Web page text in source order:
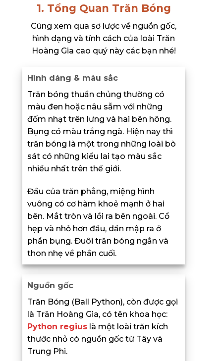
1. Tổng Quan Trăn Bóng
Cùng xem qua sơ lược về nguồn gốc,
hình dạng và tính cách của loài Trăn
Hoàng Gia cao quý này các bạn nhé!
Hình dáng & màu sắc
Trăn bóng thuần chủng thường có
màu đen hoặc nâu sẫm với những
đốm nhạt trên lưng và hai bên hông.
Bụng có màu trắng ngà. Hiện nay thì
trăn bóng là một trong những loài bò
sát có những kiểu lai tạo màu sắc
nhiều nhất trên thế giới.
Đầu của trăn phẳng, miệng hình
vuông có cơ hàm khoẻ mạnh ở hai
bên. Mắt tròn và lồi ra bên ngoài. Cổ
hẹp và nhỏ hơn đầu, dần mập ra ở
phần bụng. Đuôi trăn bóng ngắn và
thon nhẹ về phần cuối.
Nguồn gốc
Trăn Bóng (Ball Python), còn được gọi
là Trăn Hoàng Gia, có tên khoa học:
Python regiuslà một loài trăn kích
thước nhỏ có nguồn gốc từ Tây và
Trung Phi.